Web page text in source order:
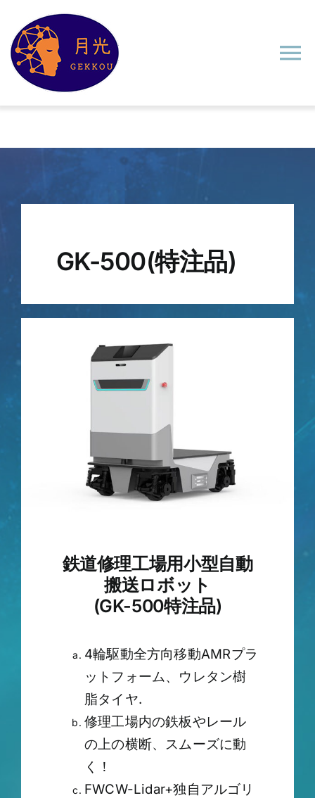
content
ホーム
制御システム
GK-500(特注品)
鉄道修理工場用小型自動
搬送ロボット
(GK-500特注品)
4輪駆動全方向移動AMRプラ
ットフォーム、ウレタン樹
脂タイヤ.
修理工場内の鉄板やレール
の上の横断、スムーズに動
く！
FWCW-Lidar+独自アルゴリ